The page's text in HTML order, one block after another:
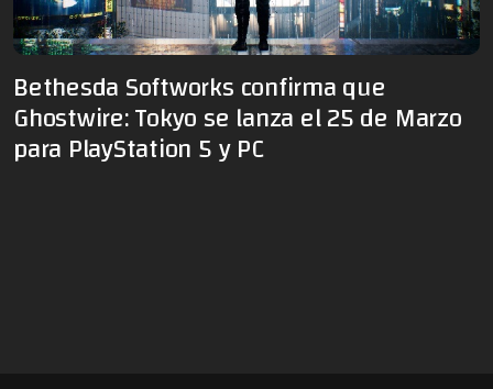
Bethesda Softworks confirma que
Ghostwire: Tokyo se lanza el 25 de Marzo
para PlayStation 5 y PC